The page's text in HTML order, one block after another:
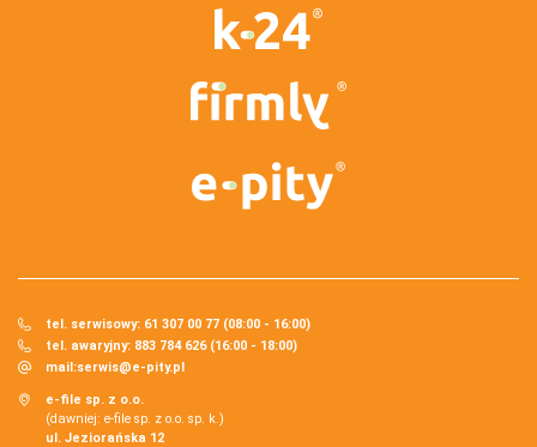
tel. serwisowy: 61 307 00 77 (08:00 - 16:00)
tel. awaryjny: 883 784 626 (16:00 - 18:00)
mail:serwis@e-pity.pl
e-file sp. z o.o.
(dawniej: e-file sp. z o.o. sp. k.)
ul. Jeziorańska 12